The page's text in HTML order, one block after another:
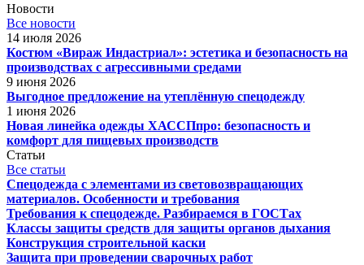
Новости
Все новости
14 июля 2026
Костюм «Вираж Индастриал»: эстетика и безопасность на
производствах с агрессивными средами
9 июня 2026
Выгодное предложение на утеплённую спецодежду
1 июня 2026
Новая линейка одежды ХАССПпро: безопасность и
комфорт для пищевых производств
Статьи
Все статьи
Спецодежда с элементами из световозвращающих
материалов. Особенности и требования
Требования к спецодежде. Разбираемся в ГОСТах
Классы защиты средств для защиты органов дыхания
Конструкция строительной каски
Защита при проведении сварочных работ